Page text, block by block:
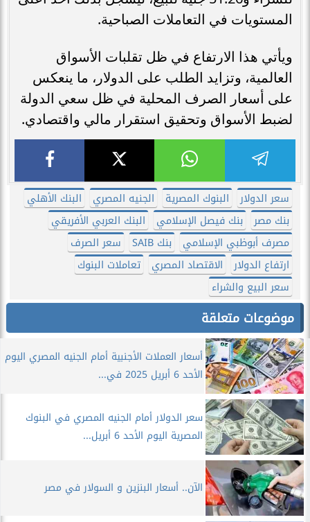
المستويات في التعاملات الصباحية.
ويأتي هذا الارتفاع في ظل تقلبات الأسواق
العالمية، وتزايد الطلب على الدولار، ما ينعكس
على أسعار الصرف المحلية في ظل سعي الدولة
لضبط الأسواق وتحقيق استقرار مالي واقتصادي.
سعر الدولار البنوك المصرية الجنيه المصري
البنك الأهلي
بنك مصر
بنك فيصل الإسلامي
البنك العربي الأفريقي
مصرف أبوظبي الإسلامي
بنك SAIB
سعر الصرف
ارتفاع الدولار
الاقتصاد المصري
تعاملات البنوك
سعر البيع والشراء
موضوعات متعلقة
أسعار العملات الأجنبية أمام الجنيه المصري اليوم
الأحد 6 أبريل 2025 في...
سعر الدولار أمام الجنيه المصري في البنوك
المصرية اليوم الأحد 6 أبريل...
الآن.. أسعار البنزين و السولار في مصر